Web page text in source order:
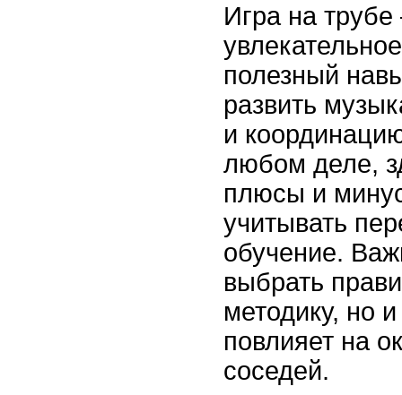
Игра на трубе
полезный
развить
и
любом деле,
плюсы и
учитывать
обучение.
выбрать
методику, но
повлияет на
соседей.